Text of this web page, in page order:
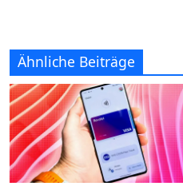
Ähnliche Beiträge